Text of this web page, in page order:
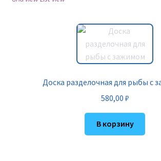
Прайс
Доска разделочная для рыбы с
580,00 ₽
В корзину